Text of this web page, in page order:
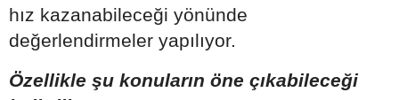
hız kazanabileceği yönünde
değerlendirmeler yapılıyor.
Özellikle şu konuların öne çıkabileceği